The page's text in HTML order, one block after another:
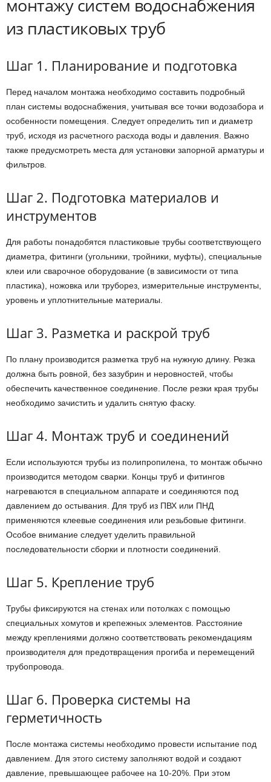
монтажу систем водоснабжения
из пластиковых труб
Шаг 1. Планирование и подготовка
Перед началом монтажа необходимо составить подробный
план системы водоснабжения, учитывая все точки водозабора и
особенности помещения. Следует определить тип и диаметр
труб, исходя из расчетного расхода воды и давления. Важно
также предусмотреть места для установки запорной арматуры и
фильтров.
Шаг 2. Подготовка материалов и
инструментов
Для работы понадобятся пластиковые трубы соответствующего
диаметра, фитинги (угольники, тройники, муфты), специальные
клеи или сварочное оборудование (в зависимости от типа
пластика), ножовка или труборез, измерительные инструменты,
уровень и уплотнительные материалы.
Шаг 3. Разметка и раскрой труб
По плану производится разметка труб на нужную длину. Резка
должна быть ровной, без зазубрин и неровностей, чтобы
обеспечить качественное соединение. После резки края трубы
необходимо зачистить и удалить снятую фаску.
Шаг 4. Монтаж труб и соединений
Если используются трубы из полипропилена, то монтаж обычно
производится методом сварки. Концы труб и фитингов
нагреваются в специальном аппарате и соединяются под
давлением до остывания. Для труб из ПВХ или ПНД
применяются клеевые соединения или резьбовые фитинги.
Особое внимание следует уделить правильной
последовательности сборки и плотности соединений.
Шаг 5. Крепление труб
Трубы фиксируются на стенах или потолках с помощью
специальных хомутов и крепежных элементов. Расстояние
между креплениями должно соответствовать рекомендациям
производителя для предотвращения прогиба и перемещений
трубопровода.
Шаг 6. Проверка системы на
герметичность
После монтажа системы необходимо провести испытание под
давлением. Для этого систему заполняют водой и создают
давление, превышающее рабочее на 10-20%. При этом